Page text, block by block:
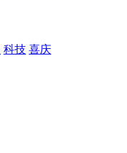
科技 喜庆